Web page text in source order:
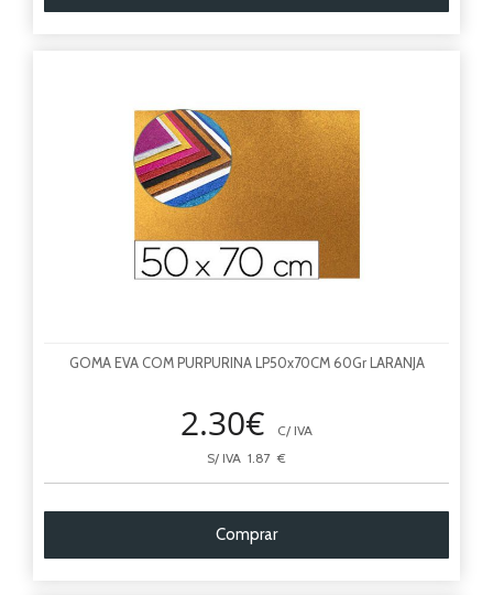
GOMA EVA COM PURPURINA LP50x70CM 60Gr LARANJA
2.30€
C/ IVA
S/ IVA 1.87 €
Comprar